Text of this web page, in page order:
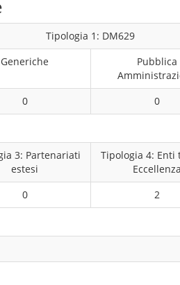
Tipologia 1: DM629
Generiche
Pubblica
0 0
3: Partenariati
estesi
Tipologia 4: Enti
Eccellenza
0 2